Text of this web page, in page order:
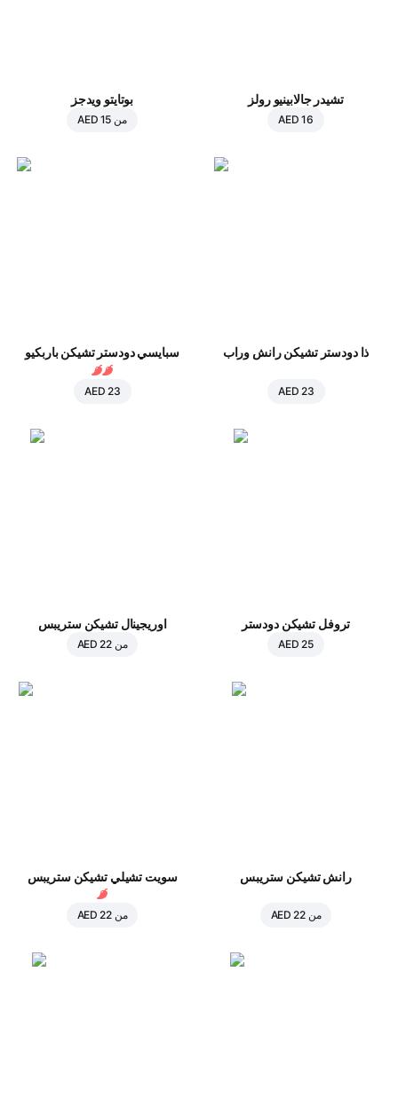
تشيدر جالابينيو رولز
AED 16
بوتايتو ويدجز
من AED 15
ذا دودستر تشيكن رانش وراب
AED 23
سبايسي دودستر تشيكن باربكيو
AED 23
تروفل تشيكن دودستر
AED 25
اوريجينال تشيكن ستريبس
منAED 22
رانش تشيكن ستريبس
منAED 22
سويت تشيلي تشيكن ستريبس
منAED 22